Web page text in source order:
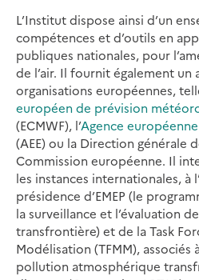
L’Institut dispose ainsi d’un
compétences et d’outils en
publiques nationales, pour
de l’air. Il fournit également un
organisations européennes,
européen de prévision
(ECMWF), l’Agence
(AEE) ou la Direction générale
Commission européenne. Il
les instances internationales, à
présidence d’EMEP (le
la surveillance et l’évaluation
transfrontière) et de la Task
Modélisation (TFMM), associés
pollution atmosphérique